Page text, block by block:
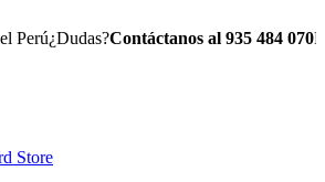
Contáctanos al 935 484 070Descubre